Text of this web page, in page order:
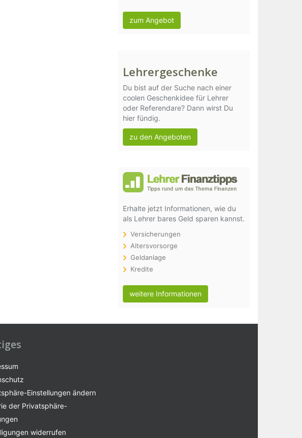
zum Angebot
Lehrergeschenke
Du bist auf der Suche nach einer
coolen Geschenkidee für Lehrer
oder Referendare? Dann wirst Du
hier fündig.
zu den Angeboten
Erhalte jetzt Informationen, wie du
als Lehrer bares Geld sparen kannst.
Versicherungen
Altersvorsorge
Geldanlage
Kredite
weitere Informationen
Einstellungen ändern
der Privatsphäre-
widerrufen